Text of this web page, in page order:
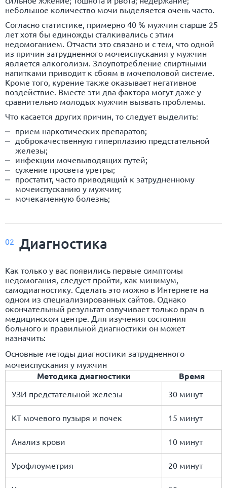
небольшое количество мочи выделяется очень часто.
Согласно статистике, примерно 40 % мужчин старше 25
лет хотя бы единожды сталкивались с этим
недомоганием. Отчасти это связано и с тем, что одной
из причин затрудненного мочеиспускания у мужчин
является алкоголизм. Злоупотребление спиртными
напитками приводит к сбоям в мочеполовой системе.
Кроме того, курение также оказывает негативное
воздействие. Вместе эти два фактора могут даже у
сравнительно молодых мужчин вызвать проблемы.
Что касается других причин, то следует выделить:
прием наркотических препаратов;
доброкачественную гиперплазию предстательной
железы;
инфекции мочевыводящих путей;
сужение просвета уретры;
простатит, часто приводящий к затрудненному
мочеиспусканию у мужчин;
мочекаменную болезнь;
02 Диагностика
Как только у вас появились первые симптомы
недомогания, следует пройти, как минимум,
самодиагностику. Сделать это можно в Интернете на
одном из специализированных сайтов. Однако
окончательный результат озвучивает только врач в
медицинском центре. Для изучения состояния
больного и правильной диагностики он может
назначить:
Основные методы диагностики затрудненного
мочеиспускания у мужчин
Методика диагностики Время
УЗИ предстательной железы 30 минут
КТ мочевого пузыря и почек 15 минут
Анализ крови 10 минут
Урофлоуметрия 20 минут